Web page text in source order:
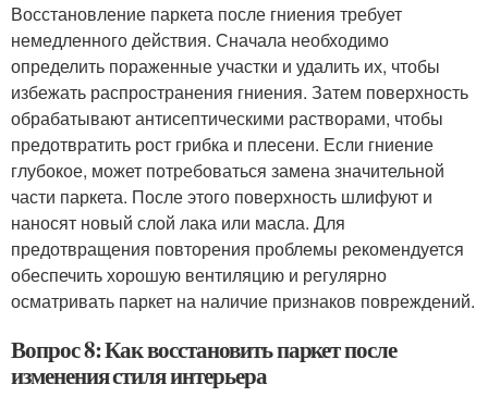
Восстановление паркета после гниения требует
немедленного действия. Сначала необходимо
определить пораженные участки и удалить их, чтобы
избежать распространения гниения. Затем поверхность
обрабатывают антисептическими растворами, чтобы
предотвратить рост грибка и плесени. Если гниение
глубокое, может потребоваться замена значительной
части паркета. После этого поверхность шлифуют и
наносят новый слой лака или масла. Для
предотвращения повторения проблемы рекомендуется
обеспечить хорошую вентиляцию и регулярно
осматривать паркет на наличие признаков повреждений.
Вопрос 8: Как восстановить паркет после
изменения стиля интерьера